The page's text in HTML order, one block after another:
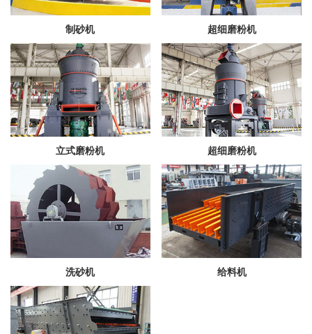
制砂机 超细磨粉机
立式磨粉机 超细磨粉机
洗砂机 给料机